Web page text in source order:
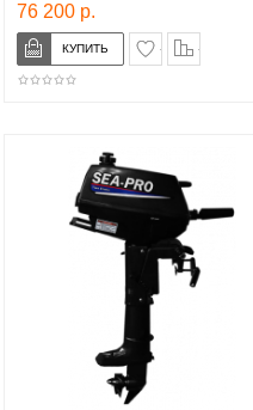
76 200 р.
в закладки